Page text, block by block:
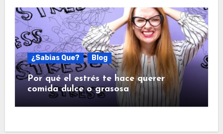
¿Sabias Que? Blog
Por qué el estrés te hace querer
comida dulce o grasosa